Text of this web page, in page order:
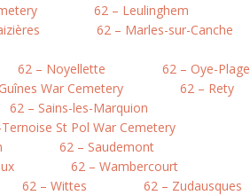
62 – Leulinghem
62 – Marles-sur-Canche
62 – Noyellette
62 – Oye-Plage
War Cemetery
62 – Rety
62 – Sains-les-Marquion
St Pol War Cemetery
62 – Saudemont
62 – Wambercourt
62 – Wittes 62 – Zudausques